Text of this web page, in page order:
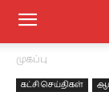
முகப்பு
கட்சி செய்திகள்